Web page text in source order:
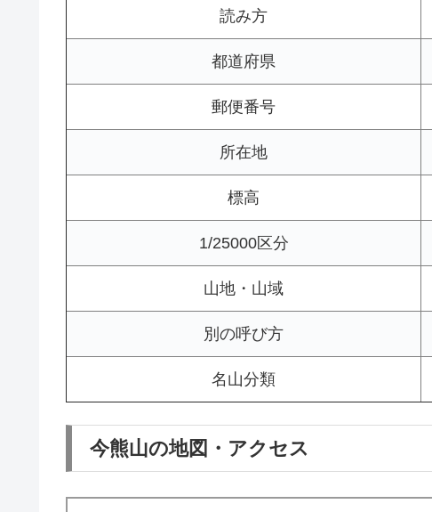
読み方
都道府県
郵便番号
所在地
標高
1/25000区分
山地・山域
別の呼び方
名山分類
今熊山の地図・アクセス